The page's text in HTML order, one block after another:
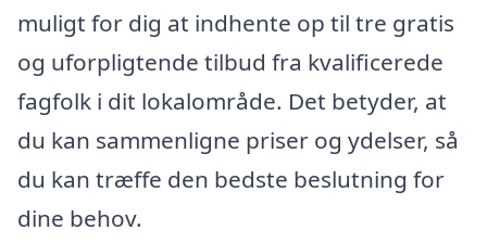
muligt for dig at indhente op til tre gratis
og uforpligtende tilbud fra kvalificerede
fagfolk i dit lokalområde. Det betyder, at
du kan sammenligne priser og ydelser, så
du kan træffe den bedste beslutning for
dine behov.